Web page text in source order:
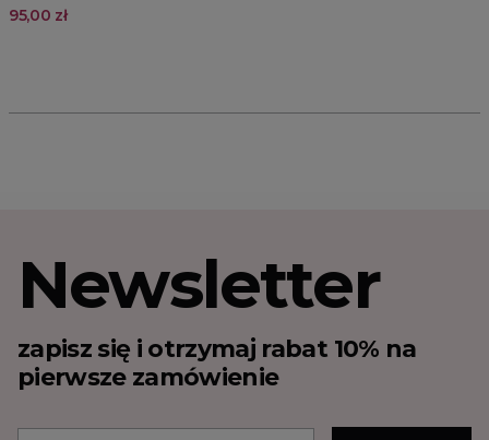
95,00 zł
Newsletter
zapisz się i otrzymaj rabat 10% na
pierwsze zamówienie